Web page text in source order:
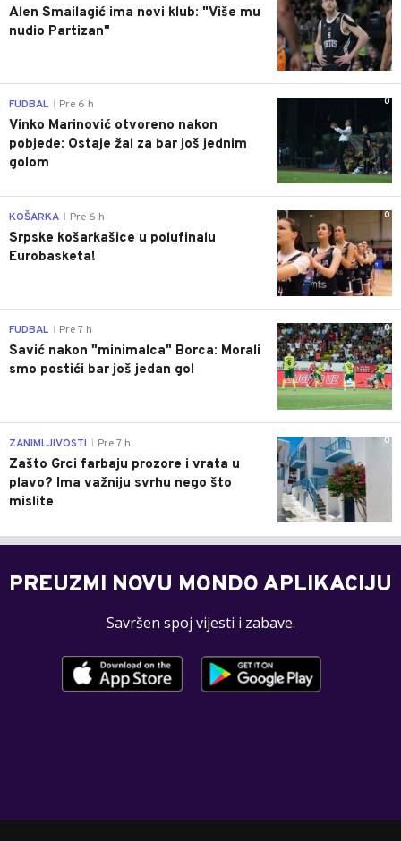
Alen Smailagić ima novi klub: "Više mu
nudio Partizan"
0
FUDBAL Pre 6 h
Vinko Marinović otvoreno nakon
pobjede: Ostaje žal za bar još jednim
golom
0
KOŠARKA Pre 6 h
Srpske košarkašice u polufinalu
Eurobasketa!
0
FUDBAL Pre 7 h
Savić nakon "minimalca" Borca: Morali
smo postići bar još jedan gol
0
ZANIMLJIVOSTI Pre 7 h
Zašto Grci farbaju prozore i vrata u
plavo? Ima važniju svrhu nego što
mislite
PREUZMI NOVU MONDO APLIKACIJU
Savršen spoj vijesti i zabave.